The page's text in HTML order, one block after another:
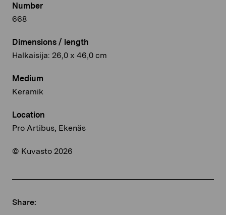
Number
668
Dimensions / length
Halkaisija: 26,0 x 46,0 cm
Medium
Keramik
Location
Pro Artibus, Ekenäs
© Kuvasto 2026
Share: